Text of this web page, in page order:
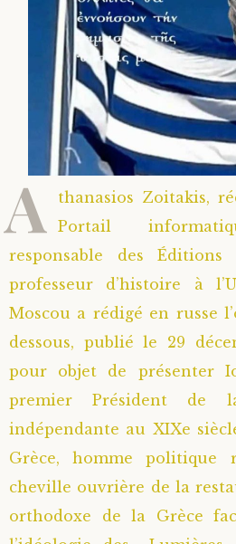
A
thanasios Zoitakis,
Portail
responsable des Éditions
professeur d’histoire à
Moscou a rédigé en russe
dessous, publié le 29
pour objet de présenter
premier Président de
indépendante au XIXe
Grèce, homme politique
cheville ouvrière de la
orthodoxe de la Grèce